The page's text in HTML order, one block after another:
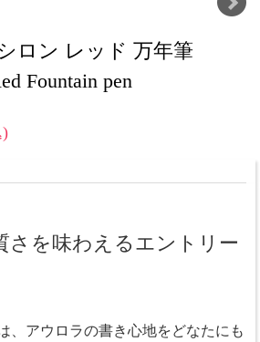
ロン レッド 万年筆
Fountain pen
)
さを味わえるエントリー
、アウロラの書き心地をどなたにも